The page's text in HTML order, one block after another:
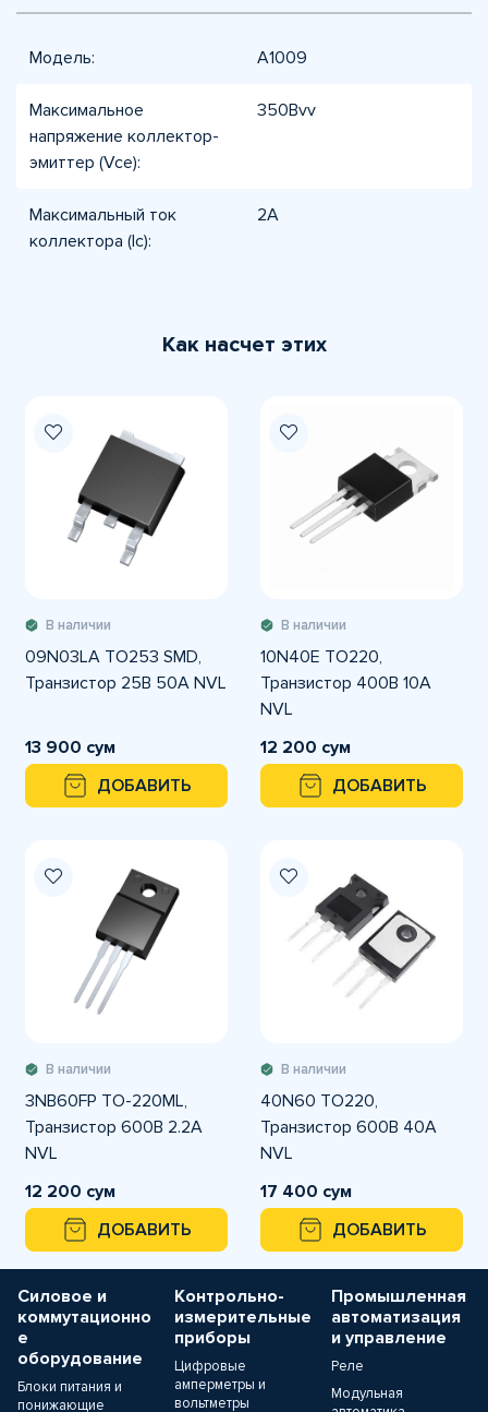
Модель: A1009
Максимальное
напряжение коллектор-
эмиттер (Vce):
350Вvv
Максимальный ток
коллектора (Ic):
2А
Как насчет этих
В наличии
09N03LA TO253 SMD,
Транзистор 25В 50А NVL
13 900 сум
ДОБАВИТЬ
В наличии
10N40E TO220,
Транзистор 400В 10А
NVL
12 200 сум
ДОБАВИТЬ
В наличии
3NB60FP TO-220ML,
Транзистор 600В 2.2А
NVL
12 200 сум
ДОБАВИТЬ
В наличии
40N60 TO220,
Транзистор 600В 40А
NVL
17 400 сум
ДОБАВИТЬ
Силовое и
коммутационно
е
оборудование
Блоки питания и
понижающие
Контрольно-
измерительные
приборы
Цифровые
амперметры и
вольтметры
Промышленная
автоматизация
и управление
Реле
Модульная